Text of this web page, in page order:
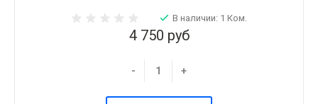
В наличии: 1 Ком.
4 750 руб
- +